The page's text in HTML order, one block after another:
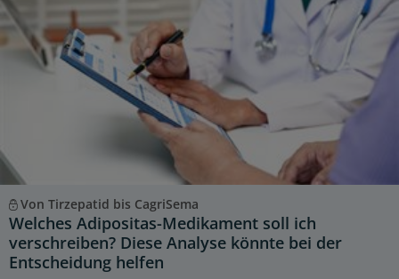
Von Tirzepatid bis CagriSema
Welches Adipositas-Medikament soll ich
verschreiben? Diese Analyse könnte bei der
Entscheidung helfen